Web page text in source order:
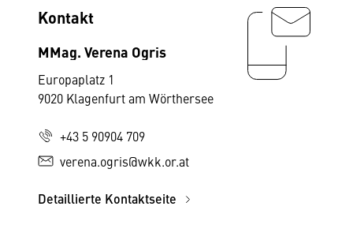
Kontakt
MMag. Verena Ogris
Europaplatz 1
9020 Klagenfurt am Wörthersee
+43 5 90904 709
verena.ogris@wkk.or.at
Detaillierte Kontaktseite